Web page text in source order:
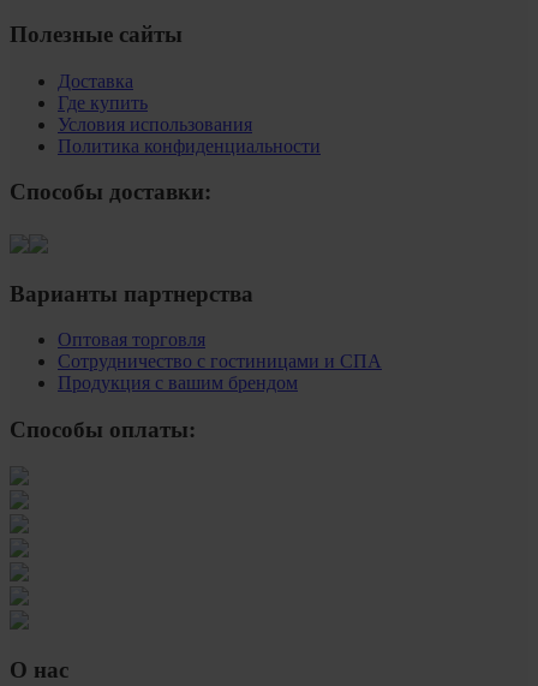
Полезные сайты
Доставка
Где купить
Условия использования
Политика конфиденциальности
Способы доставки:
Варианты партнерства
Оптовая торговля
Сотрудничество с гостиницами и СПА
Продукция с вашим брендом
Способы оплаты:
О нас